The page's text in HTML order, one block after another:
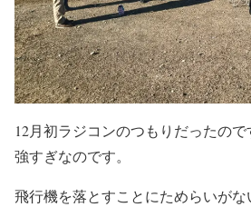
12月初ラジコンのつもりだったの
強すぎなのです。
飛行機を落とすことにためらいが